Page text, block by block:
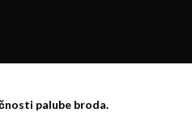
palube broda.